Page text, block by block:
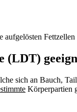
(LDT)
sich an Bauch,
Körperpartien